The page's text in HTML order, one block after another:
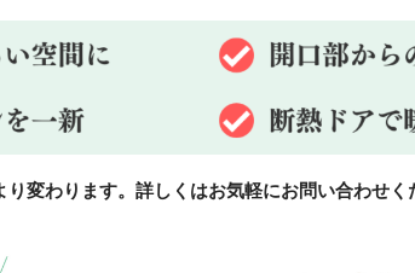
変わります。詳しくはお気軽にお問い合わせく